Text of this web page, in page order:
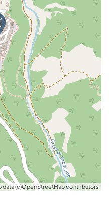
data (c)OpenStreetMap contributors